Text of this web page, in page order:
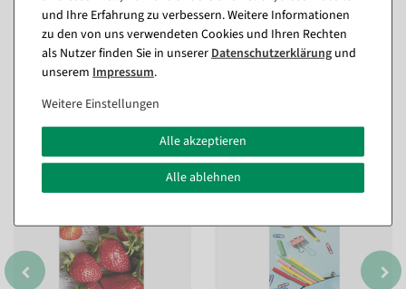
Passende Artikel zu diesem Produkt
und Ihre Erfahrung zu verbessern. Weitere Informationen
zu den von uns verwendeten Cookies und Ihren Rechten
als Nutzer finden Sie in unsererDaten­schutz­erklärung und
unserem Impressum.
Weitere Einstellungen
Alle akzeptieren
Alle ablehnen